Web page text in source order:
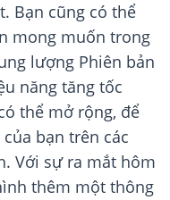
Bạn cũng có thể
mong muốn trong
lượng Phiên bản
năng tăng tốc
thể mở rộng, để
bạn trên các
Với sự ra mắt hôm
thêm một thông